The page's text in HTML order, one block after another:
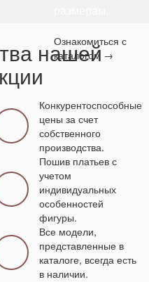
Ознакомиться с
каталогом →
фигуры своей
обладательницы!
нашей
Конкурентоспособные
цены за счет
собственного
производства.
Пошив платьев с
учетом
индивидуальных
особенностей
фигуры.
Все модели,
представленные в
каталоге, всегда есть
в наличии.